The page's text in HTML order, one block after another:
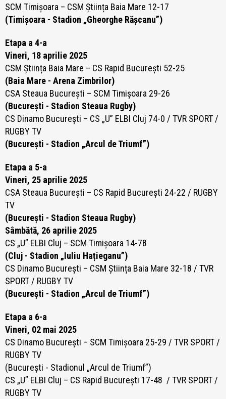
SCM Timișoara – CSM Știința Baia Mare 12-17
(Timișoara - Stadion „Gheorghe Rășcanu”)
Etapa a 4-a
Vineri, 18 aprilie 2025
CSM Știința Baia Mare – CS Rapid București 52-25
(Baia Mare - Arena Zimbrilor)
CSA Steaua București – SCM Timișoara 29-26
(București - Stadion Steaua Rugby)
CS Dinamo București – CS „U” ELBI Cluj 74-0 / TVR SPORT /
RUGBY TV
(București - Stadion „Arcul de Triumf”)
Etapa a 5-a
Vineri, 25 aprilie 2025
CSA Steaua București – CS Rapid București 24-22 / RUGBY
TV
(București - Stadion Steaua Rugby)
Sâmbătă, 26 aprilie 2025
CS „U” ELBI Cluj – SCM Timișoara 14-78
(Cluj - Stadion „Iuliu Hațieganu”)
CS Dinamo București – CSM Știința Baia Mare 32-18 / TVR
SPORT / RUGBY TV
(București - Stadion „Arcul de Triumf”)
Etapa a 6-a
Vineri, 02 mai 2025
CS Dinamo București – SCM Timișoara 25-29 / TVR SPORT /
RUGBY TV
(București - Stadionul „Arcul de Triumf”)
CS „U” ELBI Cluj – CS Rapid București 17-48 / TVR SPORT /
RUGBY TV